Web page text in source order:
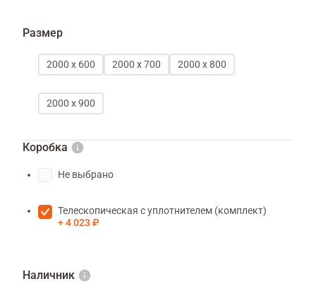
Размер
2000 х 600 2000 х 700 2000 х 800
2000 х 900
Коробка
Не выбрано
Телескопическая с уплотнителем (комплект)
4 023 ₽
Наличник